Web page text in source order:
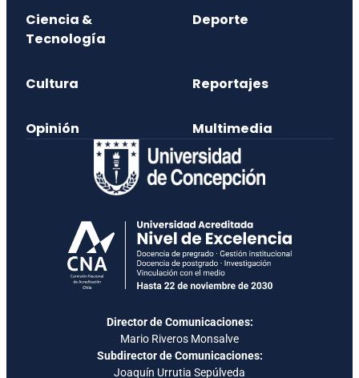
Ciencia &
Tecnología
Deporte
Cultura Reportajes
Opinión Multimedia
Director de Comunicaciones:
Mario Riveros Monsalve
Subdirector de Comunicaciones:
Joaquín Urrutia Sepúlveda